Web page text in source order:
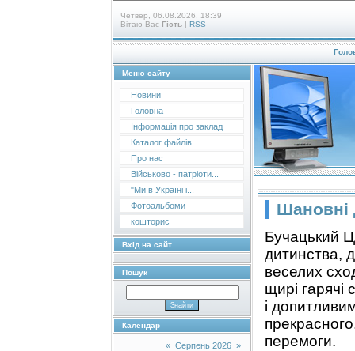
Четвер, 06.08.2026, 18:39
Вітаю Вас Гість | RSS
Меню сайту
Новини
Головна
Інформація про заклад
Каталог файлів
Про нас
Військово - патріоти...
"Ми в Україні і...
Фотоальбоми
кошторис
Вхід на сайт
Пошук
Календар
« Серпень 2026 »
Шановні
Бучацький
дитинства,
веселих
щирі
і
перемоги.